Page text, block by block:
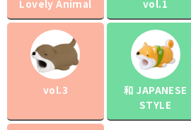
Lovely Animal vol.1
vol.3
和 JAPANESE
STYLE